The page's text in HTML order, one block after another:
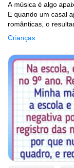
Crianças
A música é algo
E quando um casal
românticas, o
mais icônicos da
com Rita Lee e
sucessos
artístico. Mas você
que já beira os 50